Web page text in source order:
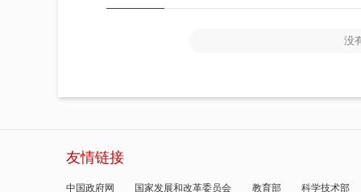
没
友情链接
中国政府网 国家发展和改革委员会 教育部 科学技术部